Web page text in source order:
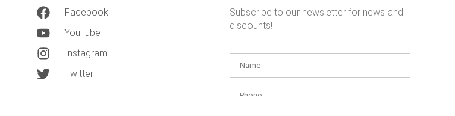
Facebook
YouTube
Instagram
Twitter
Subscribe to our newsletter for news and
discounts!